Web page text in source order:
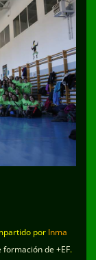
por Inma
formación de +EF.